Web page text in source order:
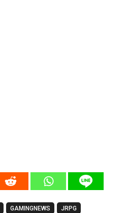
GAMINGNEWS JRPG